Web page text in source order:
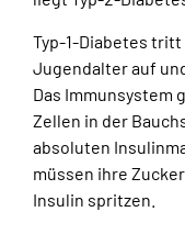
Typ-1-Diabetes
Jugendalter auf
Das Immunsystem
Zellen in der
absoluten
müssen ihre
Insulin spritzen.